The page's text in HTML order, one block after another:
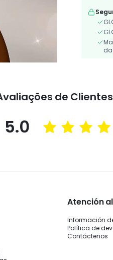
de Clientes
5.0
Atención
Información
Política de
Contáctenos